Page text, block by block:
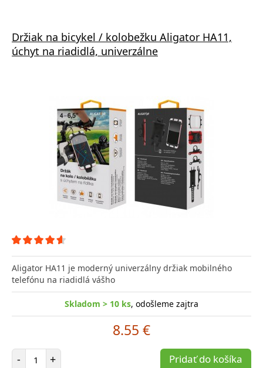
Držiak na bicykel / kolobežku Aligator HA11,
úchyt na riadidlá, univerzálne
Aligator HA11 je moderný univerzálny držiak mobilného
telefónu na riadidlá vášho
Skladom > 10 ks, odošleme zajtra
8.55 €
- Počet položiek
+ Pridať do košíka